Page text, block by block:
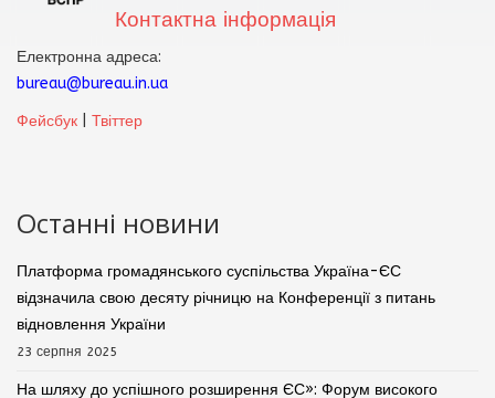
Контактна інформація
Електронна адреса:
bureau@bureau.in.ua
Фейсбук
Твіттер
Останні новини
Платформа громадянського суспільства Україна-ЄС
відзначила свою десяту річницю на Конференції з питань
відновлення України
23 серпня 2025
На шляху до успішного розширення ЄС»: Форум високого